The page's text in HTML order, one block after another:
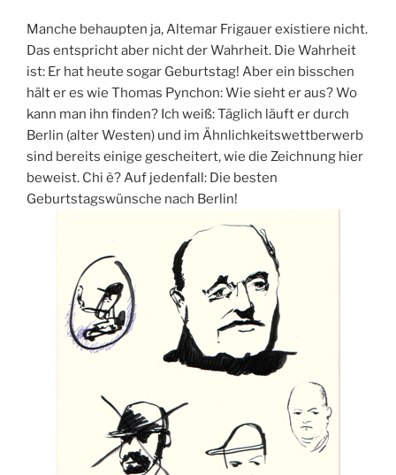
Manche behaupten ja, Altemar Frigauer existiere nicht.
Das entspricht aber nicht der Wahrheit. Die Wahrheit
ist: Er hat heute sogar Geburtstag! Aber ein bisschen
hält er es wie Thomas Pynchon: Wie sieht er aus? Wo
kann man ihn finden? Ich weiß: Täglich läuft er durch
Berlin (alter Westen) und im Ähnlichkeitswettberwerb
sind bereits einige gescheitert, wie die Zeichnung hier
beweist. Chi è? Auf jedenfall: Die besten
Geburtstagswünsche nach Berlin!